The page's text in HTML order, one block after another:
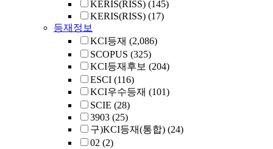
KERIS(RISS) (145)
KERIS(RISS) (17)
등재정보
KCI등재 (2,086)
SCOPUS (325)
KCI등재후보 (204)
ESCI (116)
KCI우수등재 (101)
SCIE (28)
3903 (25)
구)KCI등재(통합) (24)
02 (2)